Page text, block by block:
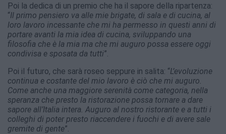
Poi la dedica di un premio che ha il sapore della ripartenza:
“Il primo pensiero va alle mie brigate, di sala e di cucina, al
loro lavoro incessante che mi ha permesso in questi anni di
portare avanti la mia idea di cucina, sviluppando una
filosofia che è la mia ma che mi auguro possa essere oggi
condivisa e sposata da tutti”.
Poi il futuro, che sarà roseo seppure in salita: “L’evoluzione
continua e costante del mio lavoro è ciò che mi auguro.
Come anche una maggiore serenità come categoria, nella
speranza che presto la ristorazione possa tornare a dare
sapore all’Italia intera. Auguro al nostro ristorante e a tutti i
colleghi di poter presto riaccendere i fuochi e di avere sale
gremite di gente”.